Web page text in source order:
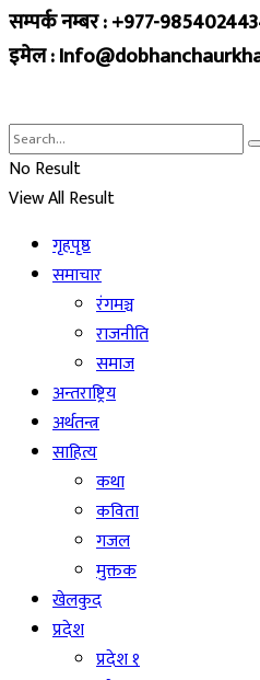
सम्पर्क नम्बर : +977-
इमेल :
No Result
View All Result
गृहपृष्ठ
समाचार
रंगमञ्च
राजनीति
समाज
अन्तराष्ट्रिय
अर्थतन्त्र
साहित्य
कथा
कविता
गजल
मुक्तक
खेलकुद
प्रदेश
प्रदेश १